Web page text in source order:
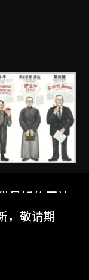
最好的网站
，敬请期